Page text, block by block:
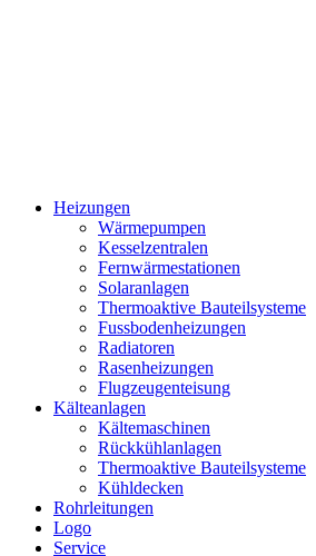
Heizungen
Wärmepumpen
Kesselzentralen
Fernwärmestationen
Solaranlagen
Thermoaktive Bauteilsysteme
Fussbodenheizungen
Radiatoren
Rasenheizungen
Flugzeugenteisung
Kälteanlagen
Kältemaschinen
Rückkühlanlagen
Thermoaktive Bauteilsysteme
Kühldecken
Rohrleitungen
Logo
Service